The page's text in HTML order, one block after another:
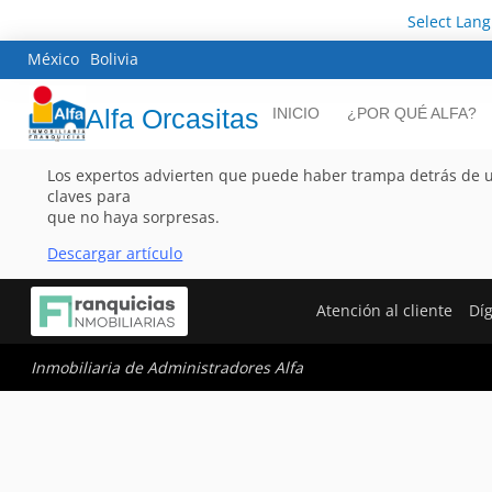
Select
México Bolivia
Alfa Orcasitas INICIO ¿POR QUÉ ALFA?
Los expertos advierten que puede haber trampa detrás
claves para
que no haya sorpresas.
Descargar artículo
Atención al cliente
Inmobiliaria de Administradores Alfa